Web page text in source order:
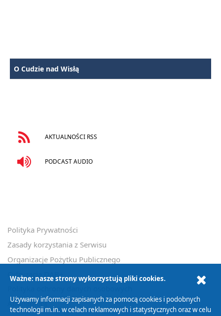
O Cudzie nad Wisłą
AKTUALNOŚCI RSS
PODCAST AUDIO
Polityka Prywatności
Zasady korzystania z Serwisu
Organizacje Pożytku Publicznego
Cyfryzacja DAB+
Abonament
Ważne: nasze strony wykorzystują pliki cookies.
Używamy informacji zapisanych za pomocą cookies i podobnych
technologii m.in. w celach reklamowych i statystycznych oraz w celu